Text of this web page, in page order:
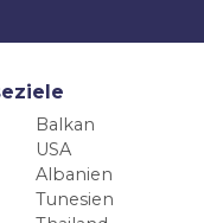
Balkan
USA
Albanien
Tunesien